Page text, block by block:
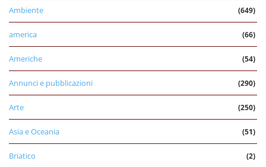
Ambiente (649)
america (66)
Americhe (54)
Annunci e pubblicazioni (290)
Arte (250)
Asia e Oceania (51)
Briatico (2)